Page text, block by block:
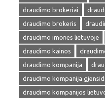
draudimo brokeriai
draudimo brokeris
draudimo imones lietuvoje
draudimo kainos
draudimo kompanija
draudimo kompanija
draudimo kompanijos